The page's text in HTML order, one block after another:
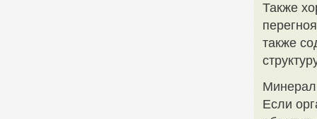
Также
также
Если